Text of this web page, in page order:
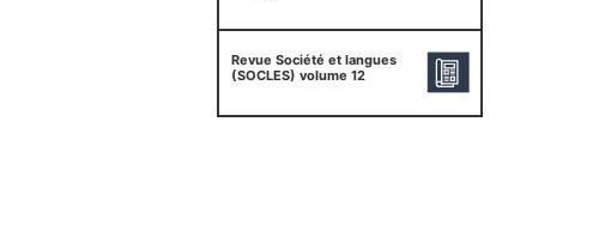
Revue Société et langues
(SOCLES) volume 12